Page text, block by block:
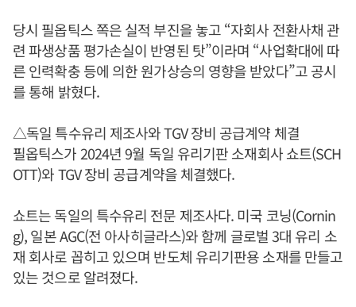
당시 필옵틱스 쪽은 실적 부진을 놓고 “자회사 전환사채 관
련 파생상품 평가손실이 반영된 탓”이라며 “사업확대에 따
른 인력확충 등에 의한 원가상승의 영향을 받았다”고 공시
를 통해 밝혔다.
△독일 특수유리 제조사와 TGV 장비 공급계약 체결
필옵틱스가 2024년 9월 독일 유리기판 소재회사 쇼트(SCH
OTT)와 TGV 장비 공급계약을 체결했다.
쇼트는 독일의 특수유리 전문 제조사다. 미국 코닝(Cornin
g), 일본 AGC(전 아사히글라스)와 함께 글로벌 3대 유리 소
재 회사로 꼽히고 있으며 반도체 유리기판용 소재를 만들고
있는 것으로 알려졌다.